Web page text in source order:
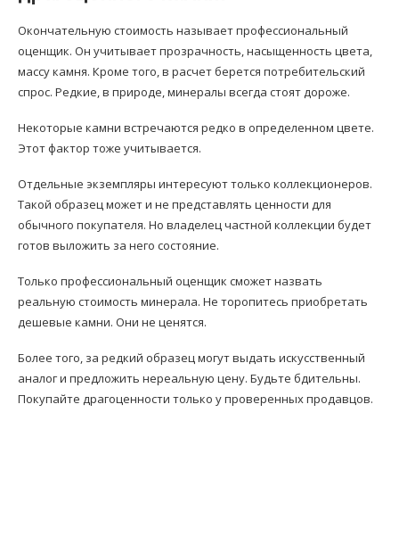
Окончательную стоимость называет профессиональный
оценщик. Он учитывает прозрачность, насыщенность цвета,
массу камня. Кроме того, в расчет берется потребительский
спрос. Редкие, в природе, минералы всегда стоят дороже.
Некоторые камни встречаются редко в определенном цвете.
Этот фактор тоже учитывается.
Отдельные экземпляры интересуют только коллекционеров.
Такой образец может и не представлять ценности для
обычного покупателя. Но владелец частной коллекции будет
готов выложить за него состояние.
Только профессиональный оценщик сможет назвать
реальную стоимость минерала. Не торопитесь приобретать
дешевые камни. Они не ценятся.
Более того, за редкий образец могут выдать искусственный
аналог и предложить нереальную цену. Будьте бдительны.
Покупайте драгоценности только у проверенных продавцов.